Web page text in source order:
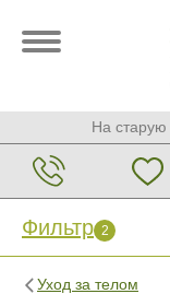
На старую
Фильтр 2
Уход за телом
Фильтр 2